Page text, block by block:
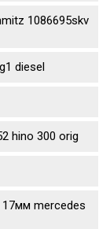
1086695skv
diesel
hino 300 orig
mercedes